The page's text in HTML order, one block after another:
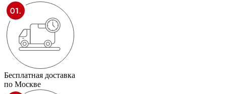
Бесплатная доставка
по Москве